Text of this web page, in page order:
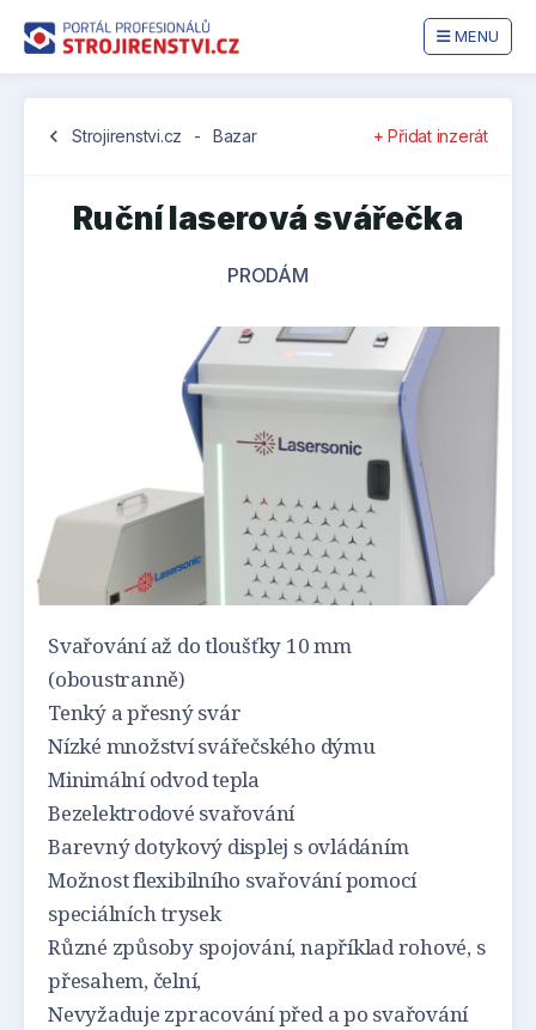
MENU
chevron_left Strojirenstvi.cz - Bazar + Přidat inzerát
Ruční laserová svářečka
PRODÁM
Svařování až do tloušťky 10 mm
(oboustranně)
Tenký a přesný svár
Nízké množství svářečského dýmu
Minimální odvod tepla
Bezelektrodové svařování
Barevný dotykový displej s ovládáním
Možnost flexibilního svařování pomocí
speciálních trysek
Různé způsoby spojování, například rohové, s
přesahem, čelní,
Nevyžaduje zpracování před a po svařování